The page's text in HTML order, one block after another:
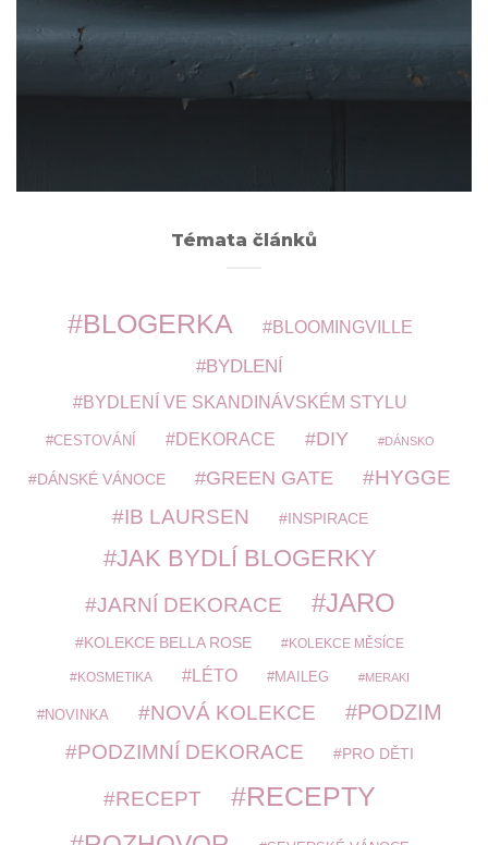
Archivy
Témata článků
BLOGERKA BLOOMINGVILLE
BYDLENÍ
BYDLENÍ VE SKANDINÁVSKÉM STYLU
CESTOVÁNÍ DEKORACE DIY DÁNSKO
DÁNSKÉ VÁNOCE GREEN GATE HYGGE
IB LAURSEN INSPIRACE
JAK BYDLÍ BLOGERKY
JARNÍ DEKORACE JARO
KOLEKCE BELLA ROSE KOLEKCE MĚSÍCE
KOSMETIKA LÉTO MAILEG MERAKI
NOVINKA NOVÁ KOLEKCE PODZIM
PODZIMNÍ DEKORACE PRO DĚTI
RECEPT RECEPTY